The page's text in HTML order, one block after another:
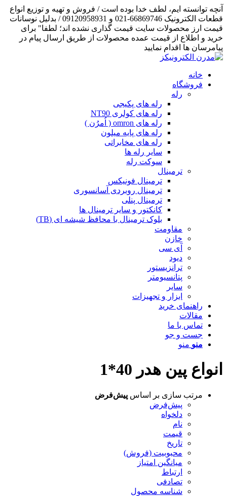
آنچه توانسته ایم، لطف خدا بوده است / فروش و تهیه و توزیع انواع
قطعات الکترونیک 66869746-021 و 09120958931 / بدلیل نوسانات
قیمت ارز محصولات سایت قیمت گذاری نشده اند؛ لطفا" برای
خرید و اطلاع از قیمت عمده محصولات از طریق ارسال پیام در
پیامرسان ها اقدام نمایید
خانه
فروشگاه
رله
رله های پکیجی
رله های کولری NT90
رله های omron ( اُمرُن )
رله های پایه میلون
رله های مخابراتی
سایر رله ها
سوکت رله
ترمینال
ترمینال فونیکس
ترمینال روبردی آسانسوری
ترمینال پنلی
کانکتور و سایر ترمینال ها
بلوک ترمینال با محافظ شیشه ای (TB)
مقاومت
خازن
آی سی
دیود
ترانزیستور
پتانسیومتر
سایر
ابزار و تجهیزات
راهنمای خرید
مقالات
تماس با ما
جست و جو
منو منو
انواع پین هدر 40*1
مرتب سازی بر اساس پیش‌فرض
پیش‌فرض
دلخواه
نام
قیمت
تاریخ
محبوبیت (فروش)
میانگین امتیاز
ارتباط
تصادفی
شناسه محصول